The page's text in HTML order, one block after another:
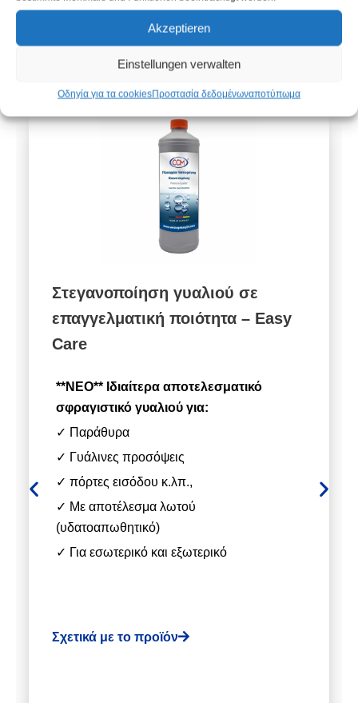
Akzeptieren
Einstellungen verwalten
Οδηγία για τα cookiesΠροστασία δεδομένωναποτύπωμα
V24 Bestseller - Εμποτισμοί και
στεγανωτικά made in Germany
Στεγανοποίηση γυαλιού σε
επαγγελματική ποιότητα – Easy
Care
**ΝΕΟ** Ιδιαίτερα αποτελεσματικό
σφραγιστικό γυαλιού για:
✓ Παράθυρα
✓ Γυάλινες προσόψεις
✓ πόρτες εισόδου κ.λπ.,
✓ Με αποτέλεσμα λωτού
(υδατοαπωθητικό)
✓ Για εσωτερικό και εξωτερικό
Σχετικά με το προϊόν